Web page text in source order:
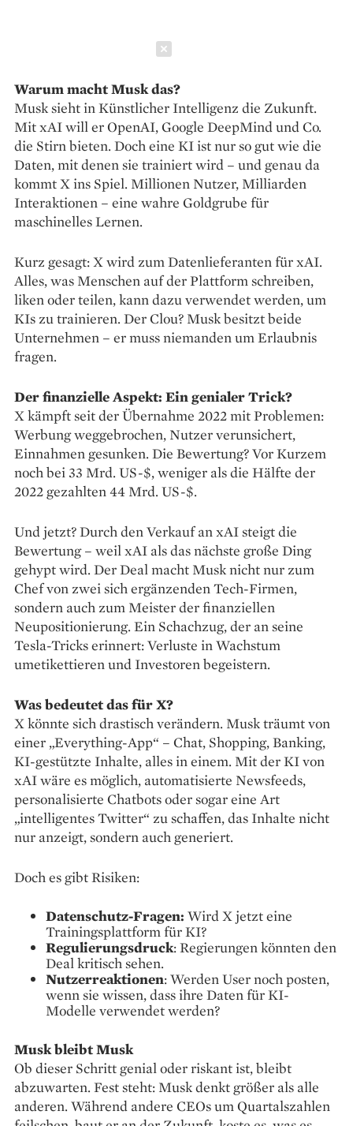
Warum macht Musk das?
Musk sieht in Künstlicher Intelligenz die Zukunft.
Mit xAI will er OpenAI, Google DeepMind und Co.
die Stirn bieten. Doch eine KI ist nur so gut wie die
Daten, mit denen sie trainiert wird – und genau da
kommt X ins Spiel. Millionen Nutzer, Milliarden
Interaktionen – eine wahre Goldgrube für
maschinelles Lernen.
Kurz gesagt: X wird zum Datenlieferanten für xAI.
Alles, was Menschen auf der Plattform schreiben,
liken oder teilen, kann dazu verwendet werden, um
KIs zu trainieren. Der Clou? Musk besitzt beide
Unternehmen – er muss niemanden um Erlaubnis
fragen.
Der finanzielle Aspekt: Ein genialer Trick?
X kämpft seit der Übernahme 2022 mit Problemen:
Werbung weggebrochen, Nutzer verunsichert,
Einnahmen gesunken. Die Bewertung? Vor Kurzem
noch bei 33 Mrd. US-$, weniger als die Hälfte der
2022 gezahlten 44 Mrd. US-$.
Und jetzt? Durch den Verkauf an xAI steigt die
Bewertung – weil xAI als das nächste große Ding
gehypt wird. Der Deal macht Musk nicht nur zum
Chef von zwei sich ergänzenden Tech-Firmen,
sondern auch zum Meister der finanziellen
Neupositionierung. Ein Schachzug, der an seine
Tesla-Tricks erinnert: Verluste in Wachstum
umetikettieren und Investoren begeistern.
Was bedeutet das für X?
X könnte sich drastisch verändern. Musk träumt von
einer „Everything-App“ – Chat, Shopping, Banking,
KI-gestützte Inhalte, alles in einem. Mit der KI von
xAI wäre es möglich, automatisierte Newsfeeds,
personalisierte Chatbots oder sogar eine Art
„intelligentes Twitter“ zu schaffen, das Inhalte nicht
nur anzeigt, sondern auch generiert.
Doch es gibt Risiken:
Datenschutz-Fragen: Wird X jetzt eine
Trainingsplattform für KI?
Regulierungsdruck: Regierungen könnten den
Deal kritisch sehen.
Nutzerreaktionen: Werden User noch posten,
wenn sie wissen, dass ihre Daten für KI-
Modelle verwendet werden?
Musk bleibt Musk
Ob dieser Schritt genial oder riskant ist, bleibt
abzuwarten. Fest steht: Musk denkt größer als alle
anderen. Während andere CEOs um Quartalszahlen